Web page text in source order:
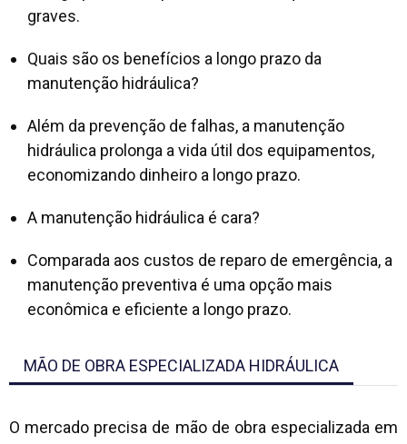
graves.
Quais são os benefícios a longo prazo da
manutenção hidráulica?
Além da prevenção de falhas, a manutenção
hidráulica prolonga a vida útil dos equipamentos,
economizando dinheiro a longo prazo.
A manutenção hidráulica é cara?
Comparada aos custos de reparo de emergência, a
manutenção preventiva é uma opção mais
econômica e eficiente a longo prazo.
MÃO DE OBRA ESPECIALIZADA HIDRÁULICA
O mercado precisa de mão de obra especializada em